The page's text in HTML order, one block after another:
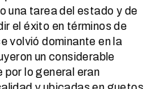
una tarea del estado y de
el éxito en términos de
volvió dominante en la
un considerable
por lo general eran